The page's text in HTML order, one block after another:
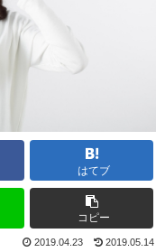
はてブ
コピー
2019.04.23 2019.05.14